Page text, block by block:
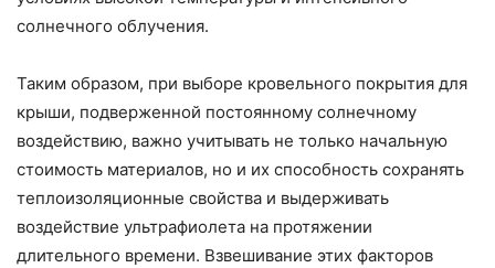
солнечного облучения.
Таким образом, при выборе кровельного покрытия для
крыши, подверженной постоянному солнечному
воздействию, важно учитывать не только начальную
стоимость материалов, но и их способность сохранять
теплоизоляционные свойства и выдерживать
воздействие ультрафиолета на протяжении
длительного времени. Взвешивание этих факторов